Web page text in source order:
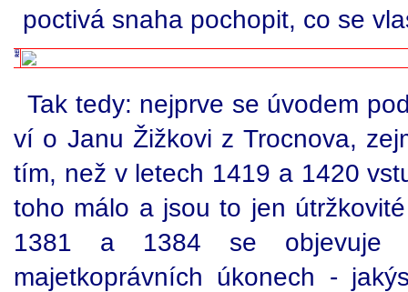
poctivá snaha pochopit, co se
Tak tedy: nejprve se úvodem
ví o Janu Žižkovi z Trocnova,
tím, než v letech 1419 a 1420
toho málo a jsou to jen
1381 a 1384 se objevuje
majetkoprávních úkonech -